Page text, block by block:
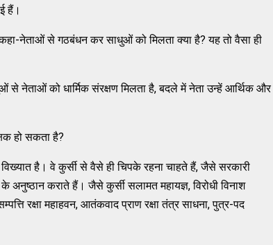
हैं।
नेताओं से गठबंधन कर साधुओं को मिलता क्या है? यह तो वैसा ही
नेताओं को धार्मिक संरक्षण मिलता है, बदले में नेता उन्हें आर्थिक और
हो सकता है?
है। वे कुर्सी से वैसे ही चिपके रहना चाहते हैं, जैसे सरकारी
अनुष्ठान कराते हैं। जैसे कुर्सी सलामत महायज्ञ, विरोधी विनाश
रक्षा महाहवन, आतंकवाद प्राण रक्षा तंत्र साधना, पुत्र-पद